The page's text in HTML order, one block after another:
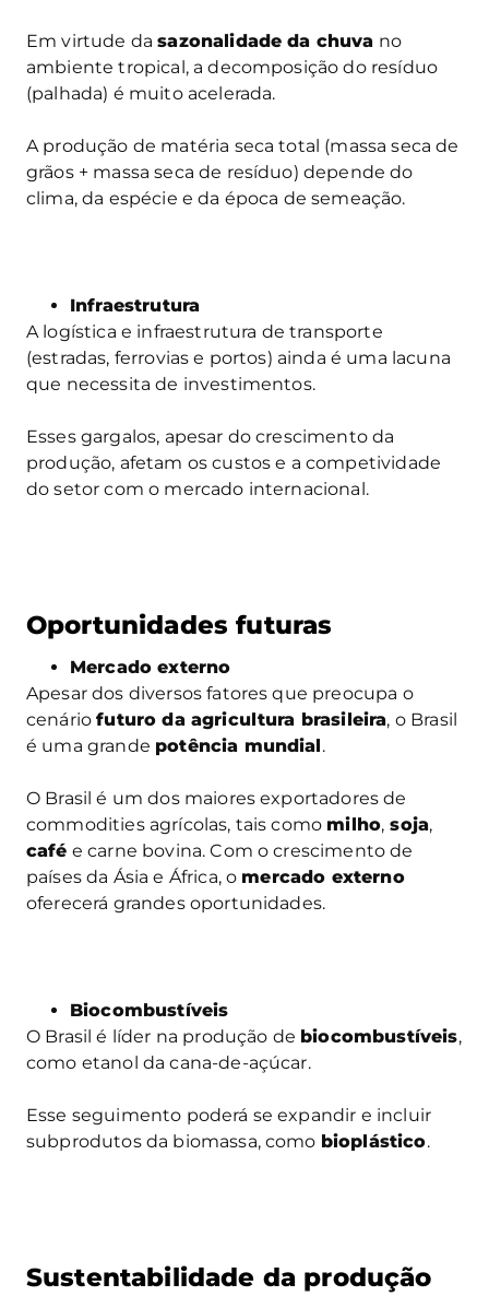
Em virtude dasazonalidade da chuva no
ambiente tropical, a decomposição do resíduo
(palhada) é muito acelerada.
A produção de matéria seca total (massa seca de
grãos + massa seca de resíduo) depende do
clima, da espécie e da época de semeação.
Infraestrutura
A logística e infraestrutura de transporte
(estradas, ferrovias e portos) ainda é uma lacuna
que necessita de investimentos.
Esses gargalos, apesar do crescimento da
produção, afetam os custos e a competividade
do setor com o mercado internacional.
Oportunidades futuras
Mercado externo
Apesar dos diversos fatores que preocupa o
cenáriofuturo da agricultura brasileira, o Brasil
é uma grande potência mundial.
O Brasil é um dos maiores exportadores de
commodities agrícolas, tais como milho, soja,
café e carne bovina. Com o crescimento de
países da Ásia e África, o mercado externo
oferecerá grandes oportunidades.
Biocombustíveis
O Brasil é líder na produção de biocombustíveis,
como etanol da cana-de-açúcar.
Esse seguimento poderá se expandir e incluir
subprodutos da biomassa, como bioplástico.
Sustentabilidade da produção